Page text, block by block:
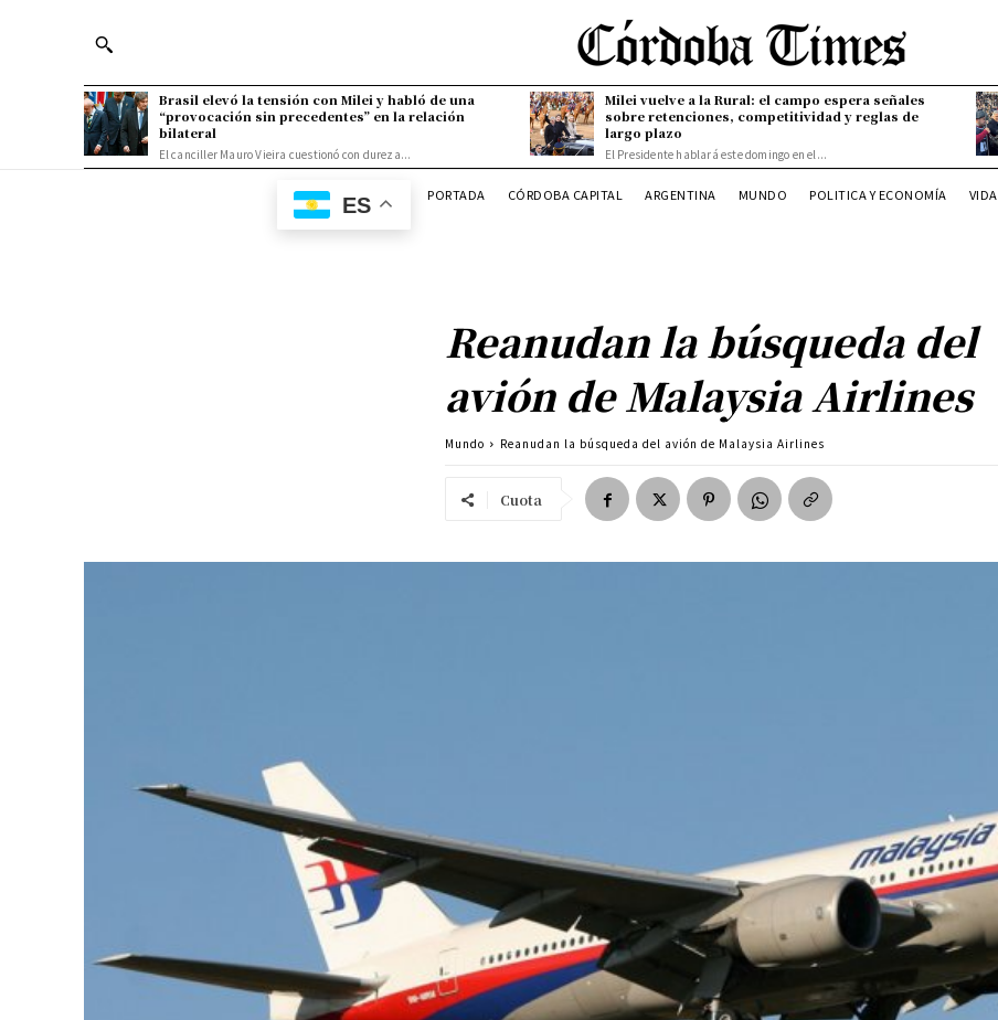
Brasil elevó la tensión con Milei y habló de una
“provocación sin precedentes” en la relación
bilateral
El canciller Mauro Vieira cuestionó con dureza...
Milei vuelve a la Rural: el campo espera señales
sobre retenciones, competitividad y reglas de
largo plazo
El Presidente hablará este domingo en el...
ES PORTADA CÓRDOBA CAPITAL ARGENTINA MUNDO POLITICA Y ECONOMÍA VIDA
Reanudan la búsqueda del
avión de Malaysia Airlines
Mundo Reanudan la búsqueda del avión de Malaysia Airlines
Cuota